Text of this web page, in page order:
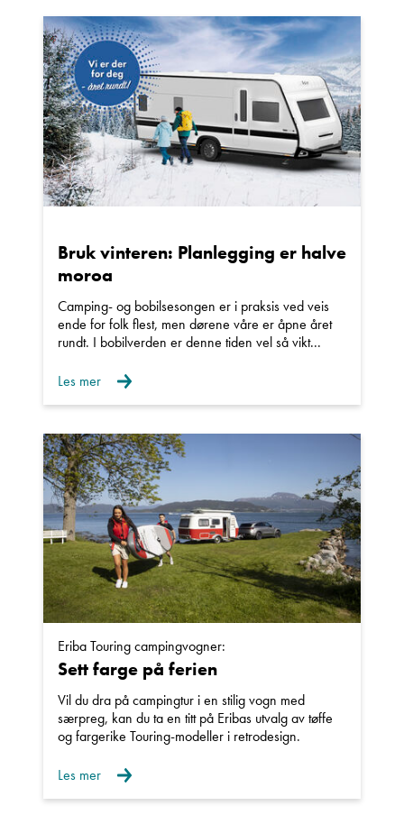
Ta kontakt
Lurer du på noe? Spør!
Hva gjelder det?
E-post
Navn
Beskrivelse
Denne siden er beskyttet av reCAPTCHA og Google
PersonvernerklæringogVilkår for bruker gjeldende.
Ta kontakt
Bruk vinteren: Planlegging er halve
moroa
Camping- og bobilsesongen er i praksis ved veis
ende for folk flest, men dørene våre er åpne året
rundt. I bobilverden er denne tiden vel så vikt...
Les mer
Eriba Touring campingvogner:
Sett farge på ferien
Vil du dra på campingtur i en stilig vogn med
særpreg, kan du ta en titt på Eribas utvalg av tøffe
og fargerike Touring-modeller i retrodesign.
Les mer